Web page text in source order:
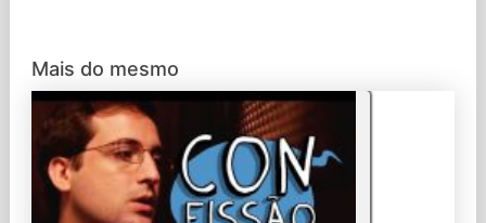
Mais do mesmo